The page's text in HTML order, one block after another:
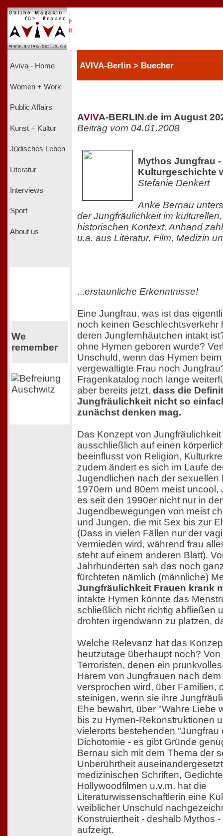
P
R
Aviva - Home
Women + Work
Public Affairs
Kunst + Kultur
Jüdisches Leben
Literatur
Interviews
Sport
About us
We
remember
AVIVA-Berlin > Buecher
AVIVA-BERLIN.de im August
Beitrag vom 04.01.2008
Mythos Jungfrau -
Kulturgeschichte
Stefanie Denkert
Anke Bernau
der Jungfräulichkeit im
historischen Kontext. Anhand
u.a. aus Literatur, Film, Medizin
...erstaunliche Erkenntnisse!
Eine Jungfrau, was ist das
noch keinen Geschlechtsverkehr
deren Jungfernhäutchen intakt
ohne Hymen geboren wurde?
Unschuld, wenn das Hymen
vergewaltigte Frau noch
Fragenkatalog noch lange
aber bereits jetzt, dass die
Jungfräulichkeit nicht so
zunächst denken mag.
Das Konzept von
ausschließlich auf einen
beeinflusst von Religion,
zudem ändert es sich im Laufe
Jugendlichen nach der sexuellen
1970ern und 80ern meist uncool,
es seit den 1990er nicht nur in
Jugendbewegungen von meist
und Jungen, die mit Sex bis zur
(Dass in vielen Fällen nur der
vermieden wird, während frau
steht auf einem anderen Blatt).
Jahrhunderten sah das noch
fürchteten nämlich (männliche)
Jungfräulichkeit Frauen krank
intakte Hymen könnte das
schließlich nicht richtig abfließen
drohten irgendwann zu platzen,
Welche Relevanz hat das
heutzutage überhaupt noch?
Terroristen, denen ein
Harem von Jungfrauen nach
versprochen wird, über Familien,
steinigen, wenn sie ihre
Ehe bewahrt, über "Wahre Liebe
bis zu Hymen-Rekonstruktionen
vielerorts bestehenden "Jungfrau
Dichotomie - es gibt Gründe
Bernau sich mit dem Thema der
Unberührtheit
medizinischen Schriften,
Hollywoodfilmen u.v.m. hat die
Literaturwissenschaftlerin eine
weiblicher Unschuld
Konstruiertheit - deshalb Mythos
aufzeigt.